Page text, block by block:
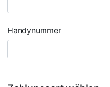
Handynummer